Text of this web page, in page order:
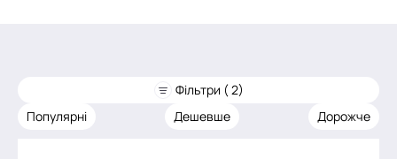
Фільтри ( 2)
Популярні
Дешевше Дорожче